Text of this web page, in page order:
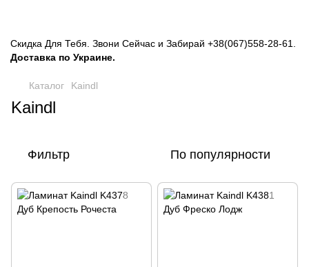
Скидка Для Тебя. Звони Сейчас и Забирай +38(067)558-28-61
Доставка по Украине.
Каталог Kaindl
Kaindl
Фильтр По популярности